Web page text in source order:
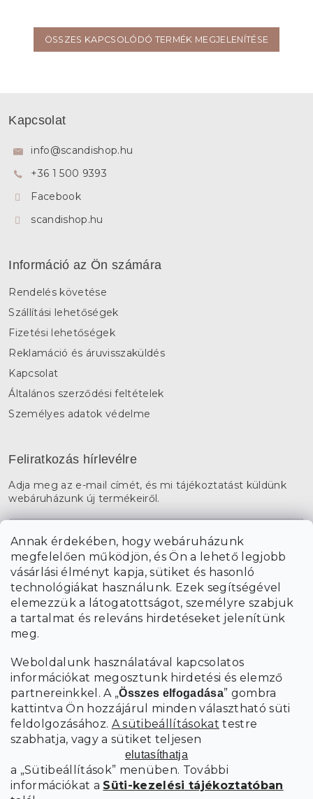
Annak érdekében, hogy webáruházunk
megfelelően működjön, és Ön a lehető legjobb
vásárlási élményt kapja, sütiket és hasonló
technológiákat használunk. Ezek segítségével
elemezzük a látogatottságot, személyre szabjuk
a tartalmat és releváns hirdetéseket jelenítünk
meg.
Weboldalunk használatával kapcsolatos
információkat megosztunk hirdetési és elemző
partnereinkkel. A „Összes elfogadása” gombra
kattintva Ön hozzájárul minden választható süti
feldolgozásához. A sütibeállításokat testre
szabhatja, vagy a sütiket teljesen
elutasíthatja
a „Sütibeállítások” menüben. További
információkat a Süti-kezelési tájékoztatóban
ÖSSZES KAPCSOLÓDÓ TERMÉK MEGJELENÍTÉSE
Kapcsolat
info@scandishop.hu
+36 1 500 9393
Facebook
scandishop.hu
Információ az Ön számára
Rendelés követése
Szállítási lehetőségek
Fizetési lehetőségek
Reklamáció és áruvisszaküldés
Kapcsolat
Általános szerződési feltételek
Személyes adatok védelme
Feliratkozás hírlevélre
Adja meg az e-mail címét, és mi tájékoztatást küldünk
webáruházunk új termékeiről.
A hírlevelekre való feliratkozással egyetérteka személyes
adatok feldolgozásával.
FELIRATKOZÁS